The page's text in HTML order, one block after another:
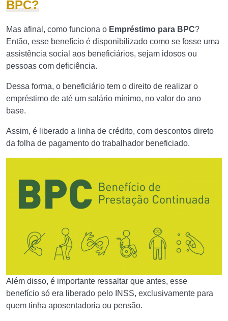
BPC?
Mas afinal, como funciona o Empréstimo para BPC?
Então, esse benefício é disponibilizado como se fosse uma
assistência social aos beneficiários, sejam idosos ou
pessoas com deficiência.
Dessa forma, o beneficiário tem o direito de realizar o
empréstimo de até um salário mínimo, no valor do ano
base.
Assim, é liberado a linha de crédito, com descontos direto
da folha de pagamento do trabalhador beneficiado.
Além disso, é importante ressaltar que antes, esse
benefício só era liberado pelo INSS, exclusivamente para
quem tinha aposentadoria ou pensão.